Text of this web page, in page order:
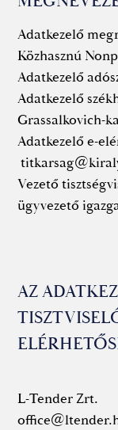
Adatkezelő
Közhasznú
Adatkezelő
Adatkezelő
Grassalkovich-
Adatkezelő e-
Vezető
ügyvezető
AZ
L-Tender Zrt.